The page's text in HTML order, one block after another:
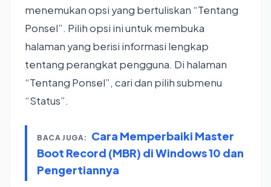
menemukan opsi yang bertuliskan “Tentang
Ponsel”. Pilih opsi ini untuk membuka
halaman yang berisi informasi lengkap
tentang perangkat pengguna. Di halaman
“Tentang Ponsel”, cari dan pilih submenu
“Status”.
BACA JUGA:
Cara Memperbaiki Master
Boot Record (MBR) di Windows 10 dan
Pengertiannya